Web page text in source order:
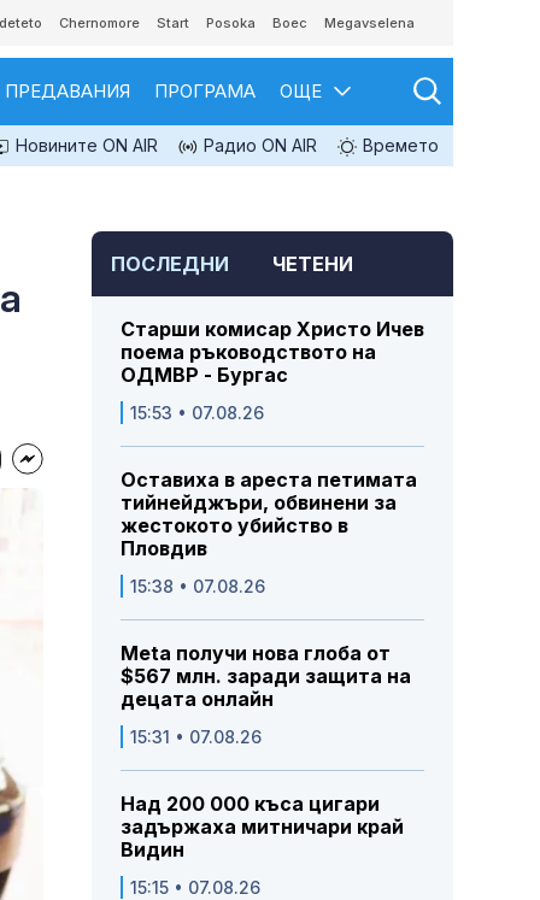
Chernomore Start Posoka Boec Megavselena
ПРЕДАВАНИЯ ПРОГРАМА ОЩЕ
Новините ON AIR Радио ON AIR Времето
ПОСЛЕДНИ ЧЕТЕНИ
Старши комисар Христо Ичев
поема ръководството на
ОДМВР - Бургас
15:53 • 07.08.26
Оставиха в ареста петимата
тийнейджъри, обвинени за
жестокото убийство в
Пловдив
15:38 • 07.08.26
Meta получи нова глоба от
$567 млн. заради защита на
децата онлайн
15:31 • 07.08.26
Над 200 000 къса цигари
задържаха митничари край
Видин
15:15 • 07.08.26